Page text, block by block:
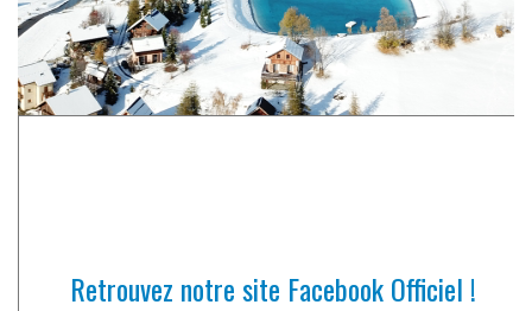
Retrouvez notre site Facebook Officiel !